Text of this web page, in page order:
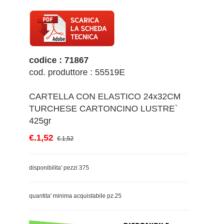
codice : 71867
cod. produttore : 55519E
CARTELLA CON ELASTICO 24x32CM
TURCHESE CARTONCINO LUSTRE`
425gr
€.1,52 €.1,52
disponibilita' pezzi 375
quantita' minima acquistabile pz.25